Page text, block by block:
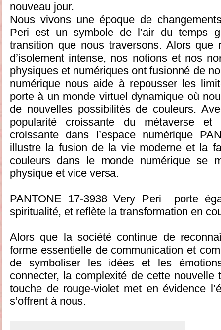
nouveau jour.
Nous vivons une époque de
Peri est un symbole de l’air du temps
transition que nous traversons. Alors que
d’isolement intense, nos notions et nos
physiques et numériques ont fusionné de
numérique nous aide à repousser les
porte à un monde virtuel dynamique où
de nouvelles possibilités de couleurs.
popularité croissante du métaverse et
croissante dans l’espace numérique
illustre la fusion de la vie moderne et la
couleurs dans le monde numérique se
physique et vice versa.
PANTONE 17-3938 Very Peri porte
spiritualité, et reflète la transformation en
Alors que la société continue de
forme essentielle de communication et
de symboliser les idées et les
connecter, la complexité de cette nouvelle
touche de rouge-violet met en évidence
s’offrent à nous.